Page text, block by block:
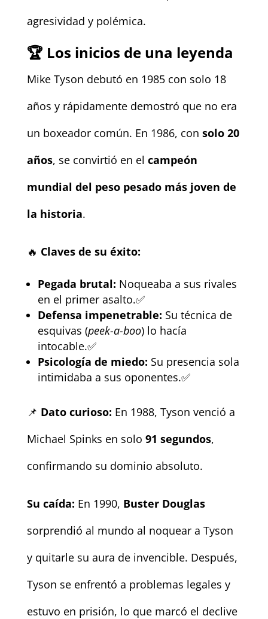
agresividad y polémica.
🏆 Los inicios de una leyenda
Mike Tyson debutó en 1985 con solo 18
años y rápidamente demostró que no era
un boxeador común. En 1986, con solo 20
años, se convirtió en el campeón
mundial del peso pesado más joven de
la historia.
🔥 Claves de su éxito:
Pegada brutal: Noqueaba a sus rivales
en el primer asalto.✅
Defensa impenetrable: Su técnica de
esquivas (peek-a-boo) lo hacía
intocable.✅
Psicología de miedo: Su presencia sola
intimidaba a sus oponentes.✅
📌 Dato curioso: En 1988, Tyson venció a
Michael Spinks en solo 91 segundos,
confirmando su dominio absoluto.
Su caída: En 1990, Buster Douglas
sorprendió al mundo al noquear a Tyson
y quitarle su aura de invencible. Después,
Tyson se enfrentó a problemas legales y
estuvo en prisión, lo que marcó el declive